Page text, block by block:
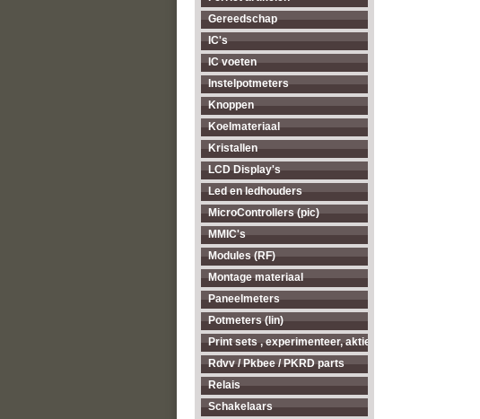
Gereedschap
IC's
IC voeten
Instelpotmeters
Knoppen
Koelmateriaal
Kristallen
LCD Display's
Led en ledhouders
MicroControllers (pic)
MMIC's
Modules (RF)
Montage materiaal
Paneelmeters
Potmeters (lin)
Print sets , experimenteer, aktieve antenne's enz...
Rdvv / Pkbee / PKRD parts
Relais
Schakelaars